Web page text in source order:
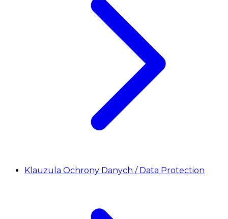
Klauzula Ochrony Danych / Data Protection